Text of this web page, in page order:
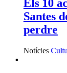
Els 10
Santes
perdre
Notícies